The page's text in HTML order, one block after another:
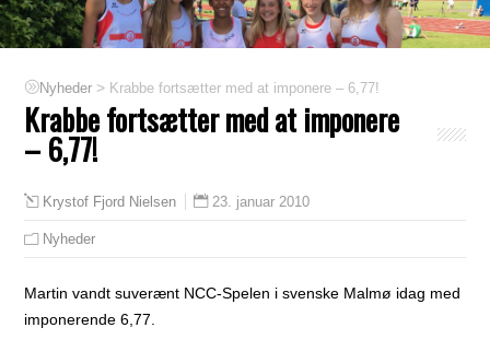
Nyheder > Krabbe fortsætter med at imponere – 6,77!
Krabbe fortsætter med at imponere
– 6,77!
Krystof Fjord Nielsen 23. januar 2010
Nyheder
Martin vandt suverænt NCC-Spelen i svenske Malmø idag med
imponerende 6,77.